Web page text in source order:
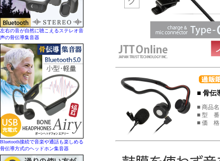
左右の音が自然に聴こえるステレオ音
声の骨伝導集音器
Bluetooth接続で音楽や通話も楽しめる
骨伝導方式のヘッドホン集音器
■ 骨伝
■ 商品
■ 型 番
■ 価 格